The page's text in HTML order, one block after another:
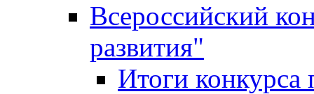
Всероссийский
развития"
Итоги конкурса